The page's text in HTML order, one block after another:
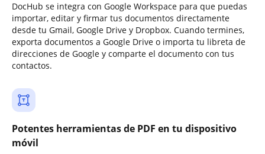
DocHub se integra con Google Workspace para que puedas
importar, editar y firmar tus documentos directamente
desde tu Gmail, Google Drive y Dropbox. Cuando termines,
exporta documentos a Google Drive o importa tu libreta de
direcciones de Google y comparte el documento con tus
contactos.
Potentes herramientas de PDF en tu dispositivo
móvil